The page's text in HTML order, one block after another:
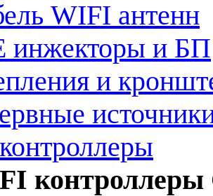
WIFI антенн
инжекторы и БП
и
контроллеры